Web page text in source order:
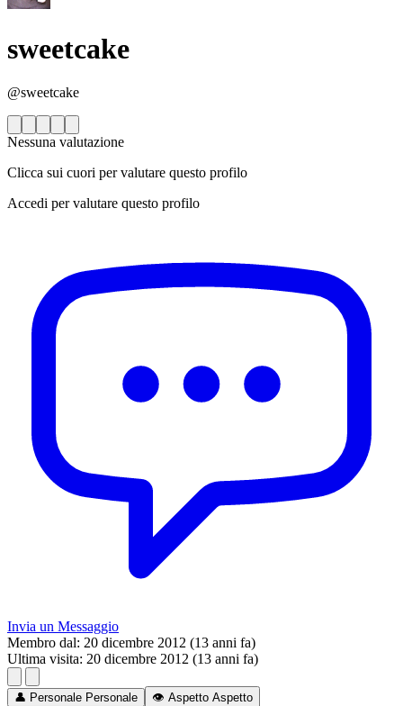
sweetcake
@sweetcake
Nessuna valutazione
Clicca sui cuori per valutare questo profilo
Accedi per valutare questo profilo
Invia un Messaggio
Membro dal: 20 dicembre 2012 (13 anni fa)
Ultima visita: 20 dicembre 2012 (13 anni fa)
👤 Personale Personale 👁️ Aspetto Aspetto